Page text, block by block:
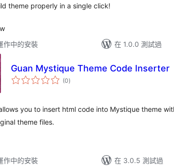
theme properly in a single click!
作中的安裝
在 1.0.0 測試過
Guan Mystique Theme Code Inserter
(0總
評)
you to insert html code into Mystique theme
theme files.
作中的安裝
在 3.0.5 測試過